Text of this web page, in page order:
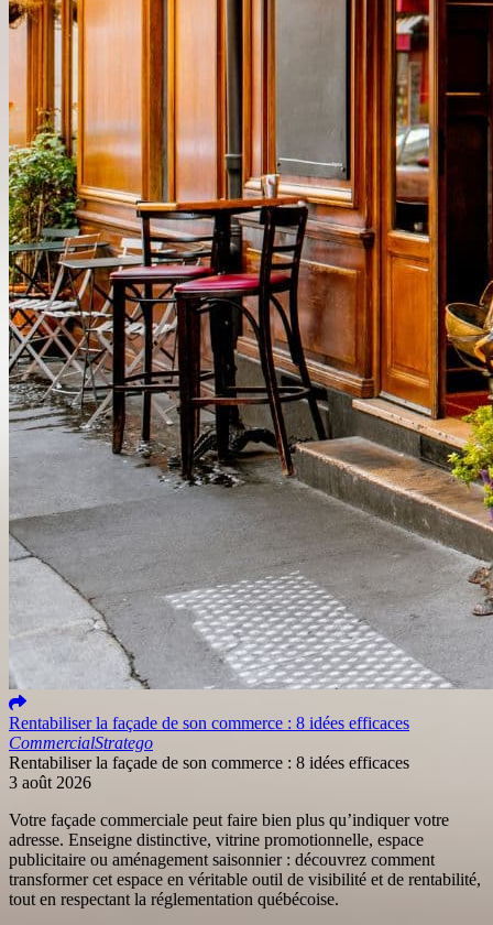
Rentabiliser la façade de son commerce : 8 idées efficaces
CommercialStratego
Rentabiliser la façade de son commerce : 8 idées efficaces
3 août 2026
Votre façade commerciale peut faire bien plus qu’indiquer votre
adresse. Enseigne distinctive, vitrine promotionnelle, espace
publicitaire ou aménagement saisonnier : découvrez comment
transformer cet espace en véritable outil de visibilité et de rentabilité,
tout en respectant la réglementation québécoise.